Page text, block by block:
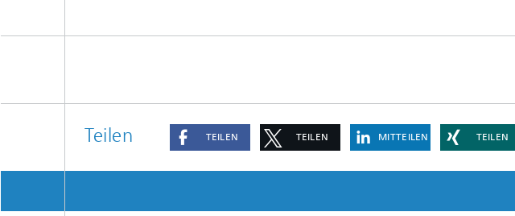
Teilen TEILEN TEILEN MITTEILEN TEILEN